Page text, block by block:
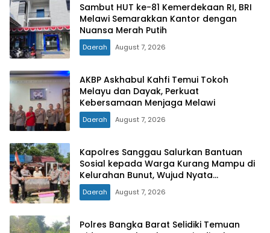
Sambut HUT ke-81 Kemerdekaan RI, BRI
Melawi Semarakkan Kantor dengan
Nuansa Merah Putih
Daerah August 7, 2026
AKBP Askhabul Kahfi Temui Tokoh
Melayu dan Dayak, Perkuat
Kebersamaan Menjaga Melawi
Daerah August 7, 2026
Kapolres Sanggau Salurkan Bantuan
Sosial kepada Warga Kurang Mampu di
Kelurahan Bunut, Wujud Nyata
Kepedulian Polri Hadir untuk Masyarakat
Daerah August 7, 2026
Polres Bangka Barat Selidiki Temuan